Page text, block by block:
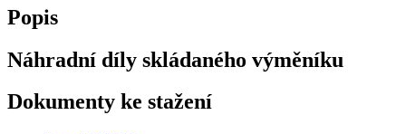
Popis
Náhradní díly skládaného výměníku
Dokumenty ke stažení